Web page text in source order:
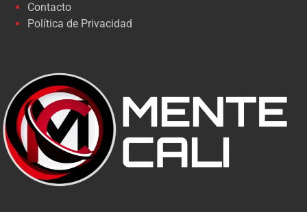
Contacto
Política de Privacidad